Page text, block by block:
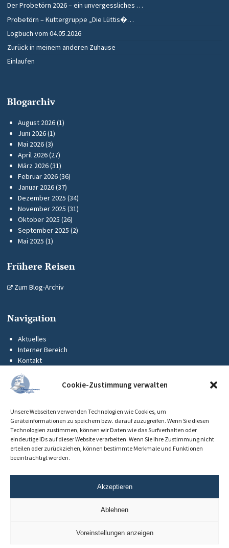
Cookie-Zustimmung verwalten
Unsere Webseiten verwenden Technologien wie Cookies, um
Geräteinformationen zu speichern bzw. darauf zuzugreifen. Wenn Sie diesen
Technologien zustimmen, können wir Daten wie das Surfverhalten oder
eindeutige IDs auf dieser Website verarbeiten. Wenn Sie Ihre Zustimmung nicht
erteilen oder zurückziehen, können bestimmte Merkmale und Funktionen
beeinträchtigt werden.
Akzeptieren
Ablehnen
Voreinstellungen anzeigen
Der Probetörn 2026 – ein unvergessliches …
Probetörn – Kuttergruppe „Die Lüttis�…
Logbuch vom 04.05.2026
Zurück in meinem anderen Zuhause
Einlaufen
Blogarchiv
August 2026(1)
Juni 2026(1)
Mai 2026(3)
April 2026(27)
März 2026(31)
Februar 2026(36)
Januar 2026(37)
Dezember 2025 (34)
November 2025 (31)
Oktober 2025 (26)
September 2025 (2)
Mai 2025 (1)
Frühere Reisen
Zum Blog-Archiv
Navigation
Aktuelles
Interner Bereich
Kontakt
Impressum
Datenschutz
Cookie-Richtlinie (EU)